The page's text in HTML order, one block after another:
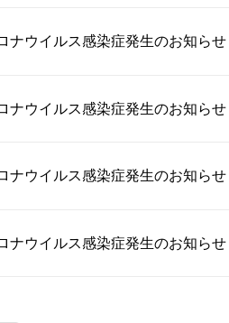
ナウイルス感染症発生のお知らせ
ナウイルス感染症発生のお知らせ
ナウイルス感染症発生のお知らせ
ナウイルス感染症発生のお知らせ